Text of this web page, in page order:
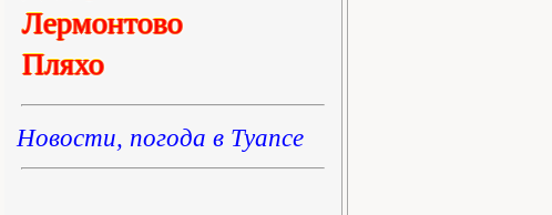
Лермонтово
Пляхо
Новости, погода в Туапсе